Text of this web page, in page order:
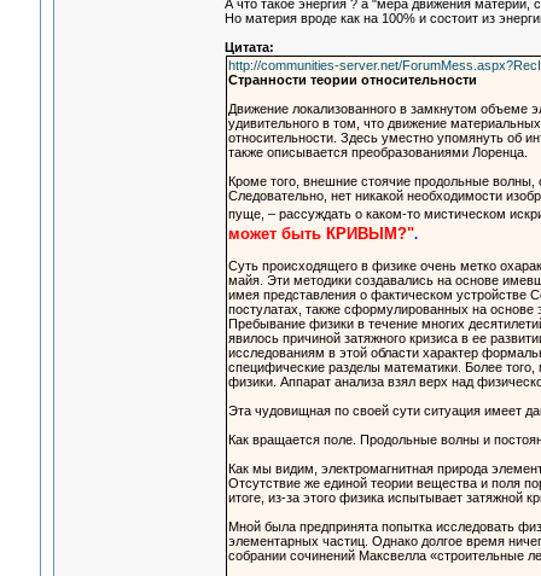
А что такое энергия ? а "мера движения материи,
Но материя вроде как на 100% и состоит из
Цитата:
http://communities-server.net/
Странности теории относительности
Движение локализованного в замкнутом объеме
удивительного в том, что движение
относительности. Здесь уместно упомянуть об
также описывается преобразованиями Лоренца.
Кроме того, внешние стоячие продольные
Следовательно, нет никакой необходимости
пуще, – рассуждать о каком-то мистическом
может быть КРИВЫМ?".
Суть происходящего в физике очень метко
майя. Эти методики создавались на основе
имея представления о фактическом устройстве
постулатах, также сформулированных на
Пребывание физики в течение многих
явилось причиной затяжного кризиса в ее
исследованиям в этой области характер
специфические разделы математики. Более
физики. Аппарат анализа взял верх над
Эта чудовищная по своей сути ситуация имеет
Как вращается поле. Продольные волны и
Как мы видим, электромагнитная природа
Отсутствие же единой теории вещества и поля
итоге, из-за этого физика испытывает затяжной
Мной была предпринята попытка исследовать
элементарных частиц. Однако долгое время
собрании сочинений Максвелла «строительные